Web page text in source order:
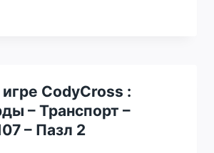
CodyCross :
– Транспорт –
– Пазл 2